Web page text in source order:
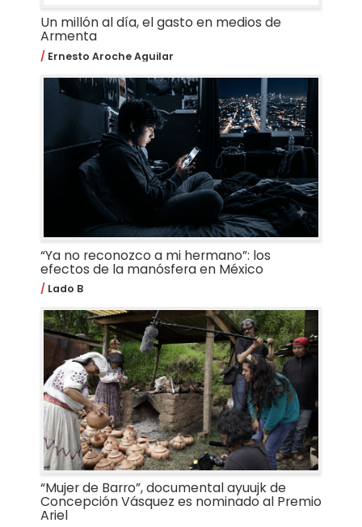
Un millón al día, el gasto en medios de
Armenta
Ernesto Aroche Aguilar
“Ya no reconozco a mi hermano”: los
efectos de la manósfera en México
Lado B
“Mujer de Barro”, documental ayuujk de
Concepción Vásquez es nominado al Premio
Ariel